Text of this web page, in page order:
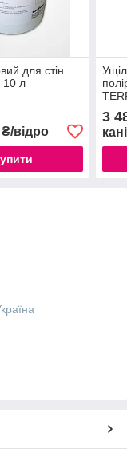
для стін
10 л
відро
3